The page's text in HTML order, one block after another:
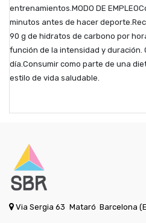
entrenamientos.MODO DE
minutos antes de hacer
90 g de hidratos de carbono por
función de la intensidad y duración.
día.Consumir como parte de una
estilo de vida saludable.
Via Sergia 63 Mataró Barcelona